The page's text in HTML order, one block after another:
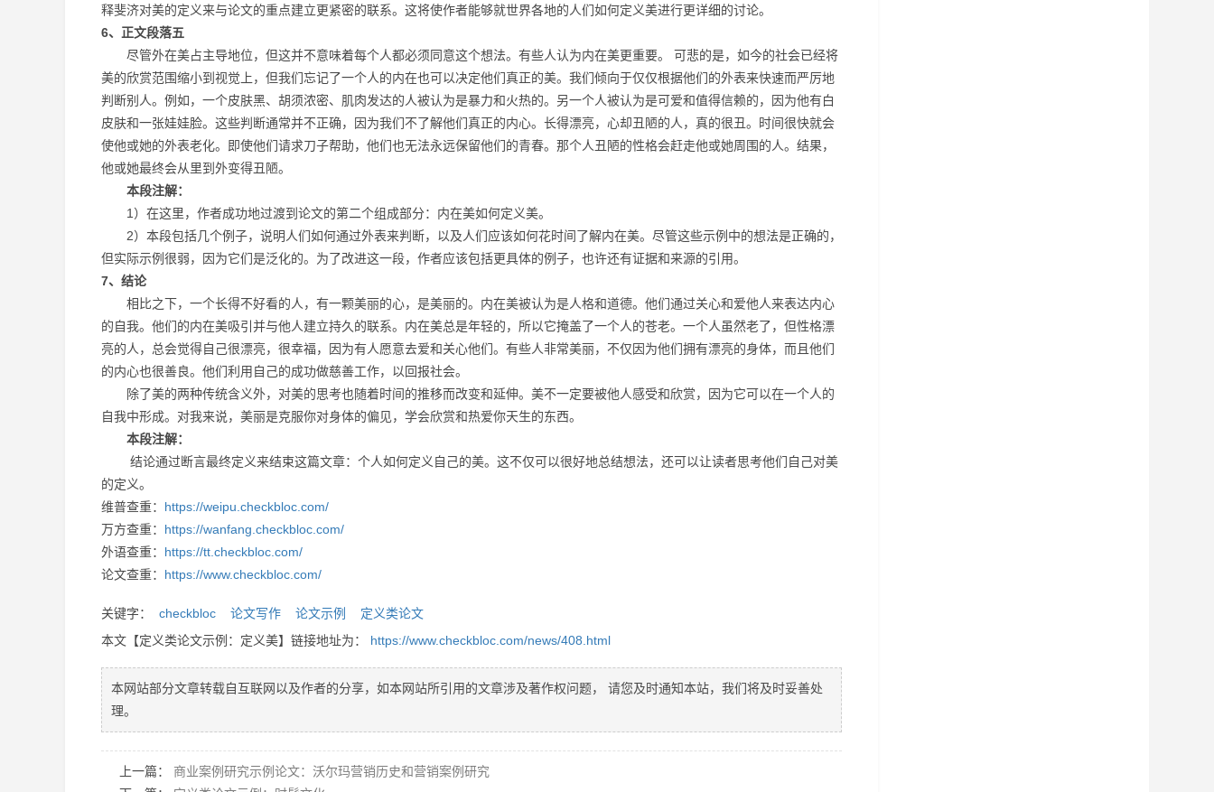
释斐济对美的定义来与论文的重点建立更紧密的联系。这将使作者能够就世界各地的人们如何定义美进行更详细的讨论。
6、正文段落五
尽管外在美占主导地位，但这并不意味着每个人都必须同意这个想法。有些人认为内在美更重要。 可悲的是，如今的社会已经将
美的欣赏范围缩小到视觉上，但我们忘记了一个人的内在也可以决定他们真正的美。我们倾向于仅仅根据他们的外表来快速而严厉地
判断别人。例如，一个皮肤黑、胡须浓密、肌肉发达的人被认为是暴力和火热的。另一个人被认为是可爱和值得信赖的，因为他有白
皮肤和一张娃娃脸。这些判断通常并不正确，因为我们不了解他们真正的内心。长得漂亮，心却丑陋的人，真的很丑。时间很快就会
使他或她的外表老化。即使他们请求刀子帮助，他们也无法永远保留他们的青春。那个人丑陋的性格会赶走他或她周围的人。结果，
他或她最终会从里到外变得丑陋。
本段注解：
1）在这里，作者成功地过渡到论文的第二个组成部分：内在美如何定义美。
2）本段包括几个例子，说明人们如何通过外表来判断，以及人们应该如何花时间了解内在美。尽管这些示例中的想法是正确的，
但实际示例很弱，因为它们是泛化的。为了改进这一段，作者应该包括更具体的例子，也许还有证据和来源的引用。
7、结论
相比之下，一个长得不好看的人，有一颗美丽的心，是美丽的。内在美被认为是人格和道德。他们通过关心和爱他人来表达内心
的自我。他们的内在美吸引并与他人建立持久的联系。内在美总是年轻的，所以它掩盖了一个人的苍老。一个人虽然老了，但性格漂
亮的人，总会觉得自己很漂亮，很幸福，因为有人愿意去爱和关心他们。有些人非常美丽，不仅因为他们拥有漂亮的身体，而且他们
的内心也很善良。他们利用自己的成功做慈善工作，以回报社会。
除了美的两种传统含义外，对美的思考也随着时间的推移而改变和延伸。美不一定要被他人感受和欣赏，因为它可以在一个人的
自我中形成。对我来说，美丽是克服你对身体的偏见，学会欣赏和热爱你天生的东西。
本段注解：
结论通过断言最终定义来结束这篇文章：个人如何定义自己的美。这不仅可以很好地总结想法，还可以让读者思考他们自己对美
的定义。
维普查重： https://weipu.checkbloc.com/
万方查重： https://wanfang.checkbloc.com/
外语查重： https://tt.checkbloc.com/
论文查重： https://www.checkbloc.com/
关键字： checkbloc 论文写作 论文示例
定义类论文
本文【定义类论文示例：定义美】链接地址为： https://www.checkbloc.com/news/408.html
本网站部分文章转载自互联网以及作者的分享，如本网站所引用的文章涉及著作权问题， 请您及时通知本站，我们将及时妥善处
理。
上一篇： 商业案例研究示例论文：沃尔玛营销历史和营销案例研究